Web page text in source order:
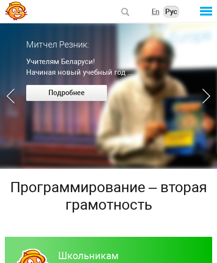
En Рус
Митчел Резник:
Учителям Беларуси!
Начиная новый учебный год ...
Подробнее
Программирование – вторая
грамотность
Школьникам